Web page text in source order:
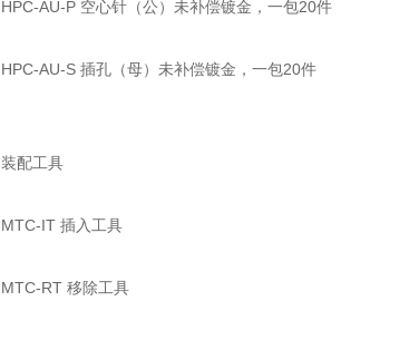
HPC-AU-P 空心针（公）未补偿镀金，一包20件
HPC-AU-S 插孔（母）未补偿镀金，一包20件
装配工具
MTC-IT 插入工具
MTC-RT 移除工具